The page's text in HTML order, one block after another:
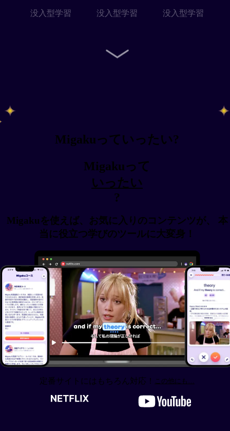
没入型学習 没入型学習 没入型学習
Migakuっていったい?
Migakuって
いったい
?
Migakuを使えば、お気に入りのコンテンツが、 本
当に役立つ学びのツールに大変身！
定番サイトにはもちろん対応！ この他にも…